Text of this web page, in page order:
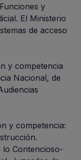
y
El Ministerio
de acceso
y competencia
Nacional, de
y competencia:
lo Contencioso-